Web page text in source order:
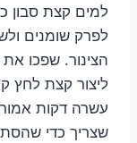
למים קצת סבון
לפרק שומנים
הצינור. שפכו
ליצור קצת לחץ
עשרה דקות
שצריך כדי